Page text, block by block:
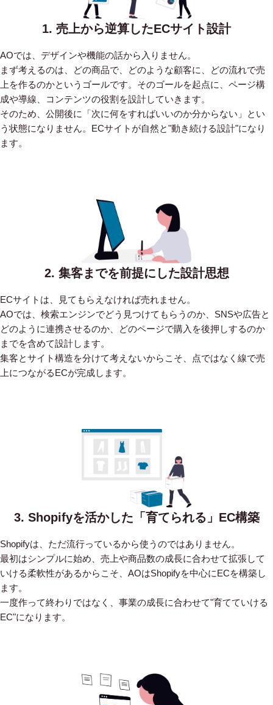
1. 売上から逆算したECサイト設計
AOでは、デザインや機能の話から入りません。
まず考えるのは、どの商品で、どのような顧客に、どの流れで売
上を作るのかというゴールです。そのゴールを起点に、ページ構
成や導線、コンテンツの役割を設計していきます。
そのため、公開後に「次に何をすればいいのか分からない」とい
う状態になりません。ECサイトが自然と"動き続ける設計"になり
ます。
2. 集客までを前提にした設計思想
ECサイトは、見てもらえなければ売れません。
AOでは、検索エンジンでどう見つけてもらうのか、SNSや広告と
どのように連携させるのか、どのページで購入を後押しするのか
までを含めて設計します。
集客とサイト構造を分けて考えないからこそ、点ではなく線で売
上につながるECが完成します。
3. Shopifyを活かした「育てられる」EC構築
Shopifyは、ただ流行っているから使うのではありません。
最初はシンプルに始め、売上や商品数の成長に合わせて拡張して
いける柔軟性があるからこそ、AOはShopifyを中心にECを構築し
ます。
一度作って終わりではなく、事業の成長に合わせて"育てていける
EC"になります。